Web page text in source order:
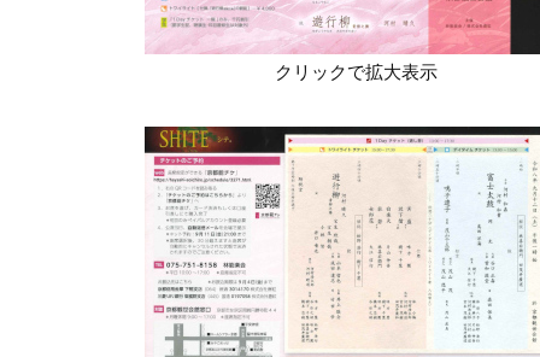
クリックで拡大表示